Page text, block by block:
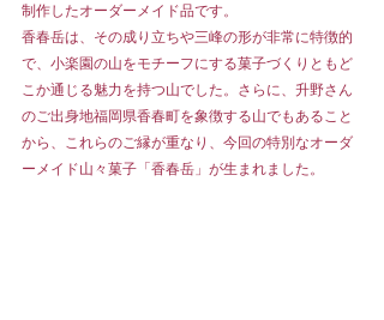
制作したオーダーメイド品です。
香春岳は、その成り立ちや三峰の形が非常に特徴的
で、小楽園の山をモチーフにする菓子づくりともど
こか通じる魅力を持つ山でした。さらに、升野さん
のご出身地福岡県香春町を象徴する山でもあること
から、これらのご縁が重なり、今回の特別なオーダ
ーメイド山々菓子「香春岳」が生まれました。